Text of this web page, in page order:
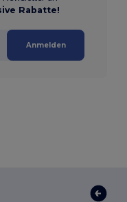
Rabatte!
Anmelden